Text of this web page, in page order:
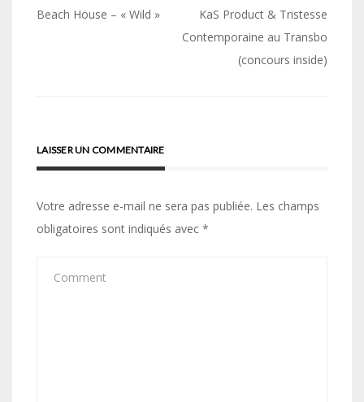
Navigation
Beach House – « Wild »
KaS Product & Tristesse
Contemporaine au Transbo
(concours inside)
LAISSER UN COMMENTAIRE
Votre adresse e-mail ne sera pas publiée. Les champs
obligatoires sont indiqués avec *